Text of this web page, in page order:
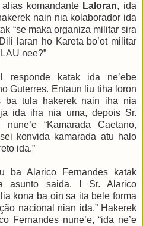
komandante Laloran, ida
nain nia kolaborador ida
“se maka organiza militar sira
laran ho Kareta bo’ot militar
nee?”
responde katak ida ne’ebe
Guterres. Entaun liu tiha loron
ba tula hakerek nain iha nia
ida iha nia uma, depois Sr.
“Kamarada Caetano,
konvida kamarada atu halo
ida.”
ba Alarico Fernandes katak
asunto saida.
Sr. Alarico
kona ba oin sa ita bele forma
nacional nian ida.” Hakerek
Fernandes nune’e, “ida ne’e